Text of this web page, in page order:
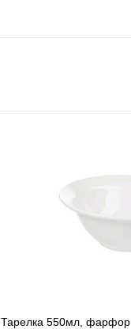
Тарелка 550мл, фарфор